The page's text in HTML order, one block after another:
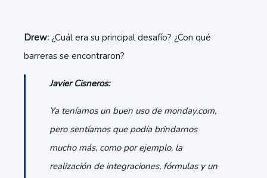
Drew: ¿Cuál era su principal desafío? ¿Con qué
barreras se encontraron?
Javier Cisneros:
Ya teníamos un buen uso de monday.com,
pero sentíamos que podía brindarnos
mucho más, como por ejemplo, la
realización de integraciones, fórmulas y un